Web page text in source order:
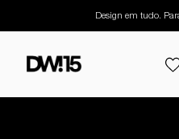
Design em tudo.